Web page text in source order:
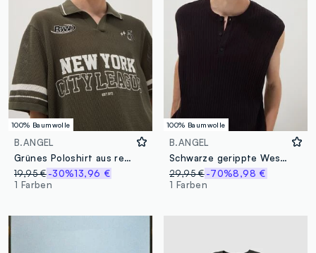
100% Baumwolle
B.ANGEL
Grünes Poloshirt aus reiner Baumwolle
19,95 €-30%13,96 €
1 Farben
100% Baumwolle
B.ANGEL
Schwarze gerippte Weste aus reiner Baumwolle
29,95 € -70%8,98 €
1 Farben